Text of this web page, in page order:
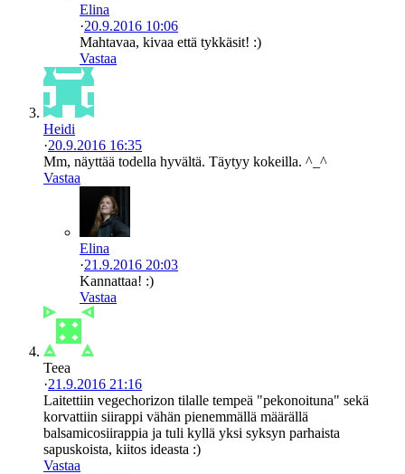
Elina
·20.9.2016 10:06
Mahtavaa, kivaa että tykkäsit! :)
Vastaa
Heidi
·20.9.2016 16:35
Mm, näyttää todella hyvältä. Täytyy kokeilla. ^_^
Vastaa
Elina
·21.9.2016 20:03
Kannattaa! :)
Vastaa
Teea
·21.9.2016 21:16
Laitettiin vegechorizon tilalle tempeä "pekonoituna" sekä
korvattiin siirappi vähän pienemmällä määrällä
balsamicosiirappia ja tuli kyllä yksi syksyn parhaista
sapuskoista, kiitos ideasta :)
Vastaa